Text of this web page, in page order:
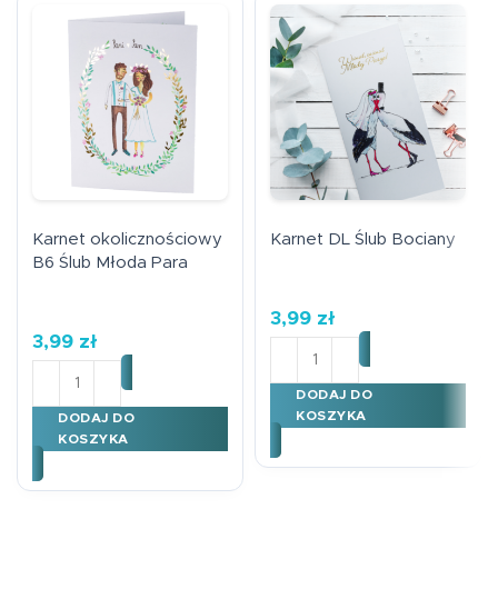
Karnet okolicznościowy
B6 Ślub Młoda Para
3,99 zł
DODAJ DO
KOSZYKA
Karnet DL Ślub Bociany
3,99 zł
DODAJ DO
KOSZYKA